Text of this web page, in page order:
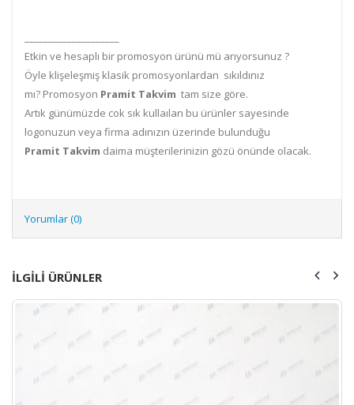
Etkin ve hesaplı bir promosyon ürünü mü arıyorsunuz ?
Öyle klişeleşmiş klasik promosyonlardan sıkıldınız
mı? Promosyon Pramit Takvim tam size göre.
Artık günümüzde cok sık kullaılan bu ürünler sayesinde
logonuzun veya firma adınızın üzerinde bulunduğu
Pramit Takvim daima müşterilerinizin gözü önünde olacak.
Yorumlar (0)
ILGILI ÜRÜNLER